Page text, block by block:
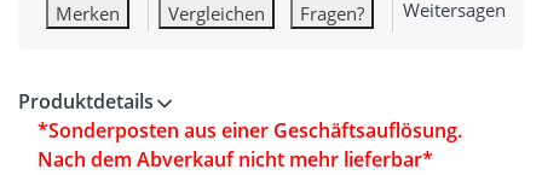
Merken Vergleichen Fragen? Weitersagen
Produktdetails
*Sonderposten aus einer Geschäftsauflösung.
Nach dem Abverkauf nicht mehr lieferbar*